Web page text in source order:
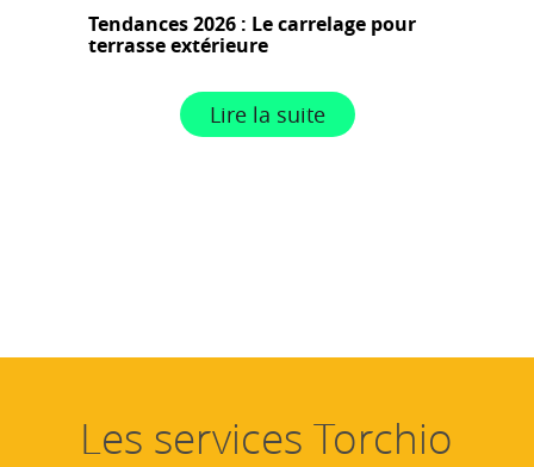
Tendances 2026 : Le carrelage pour
terrasse extérieure
Lire la suite
Les services Torchio